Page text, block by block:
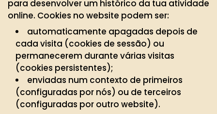
para desenvolver um histórico da tua atividade
online. Cookies no website podem ser:
automaticamente apagadas depois de
cada visita (cookies de sessão) ou
permanecerem durante várias visitas
(cookies persistentes);
enviadas num contexto de primeiros
(configuradas por nós) ou de terceiros
(configuradas por outro website).